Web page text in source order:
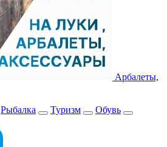
Арбалеты,
Рыбалка Туризм
Обувь